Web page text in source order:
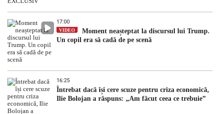
17:00
VIDEO
Moment neașteptat la discursul lui Trump.
Un copil era să cadă de pe scenă
16:25
Întrebat dacă își cere scuze pentru criza economică,
Ilie Bolojan a răspuns: „Am făcut ceea ce trebuie”